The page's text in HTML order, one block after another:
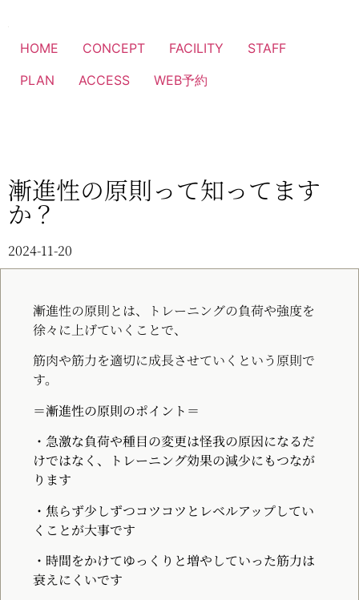
HOME CONCEPT FACILITY
STAFF
PLAN
ACCESS WEB予約
漸進性の原則って知ってます
か？
2024-11-20
漸進性の原則とは、トレーニングの負荷や強度を
徐々に上げていくことで、
筋肉や筋力を適切に成長させていくという原則で
す。
＝漸進性の原則のポイント＝
・急激な負荷や種目の変更は怪我の原因になるだ
けではなく、トレーニング効果の減少にもつなが
ります
・焦らず少しずつコツコツとレベルアップしてい
くことが大事です
・時間をかけてゆっくりと増やしていった筋力は
衰えにくいです